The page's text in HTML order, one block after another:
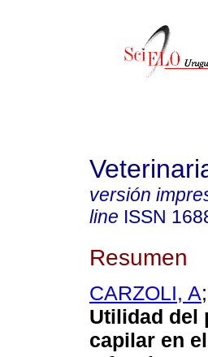
versión
line ISSN
Resumen
CARZOLI, A;
Utilidad del
capilar en